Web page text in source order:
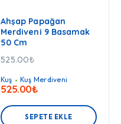
Ahşap Papağan
Merdiveni 9 Basamak
50 Cm
525.00₺
Kuş Kuş Merdiveni
525.00₺
SEPETE EKLE